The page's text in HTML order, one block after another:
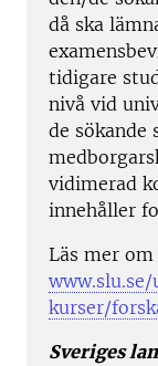
då ska
tidigare
nivå vid
de sökande
vidimerad
innehåller
Läs mer
kurser/
Sveriges